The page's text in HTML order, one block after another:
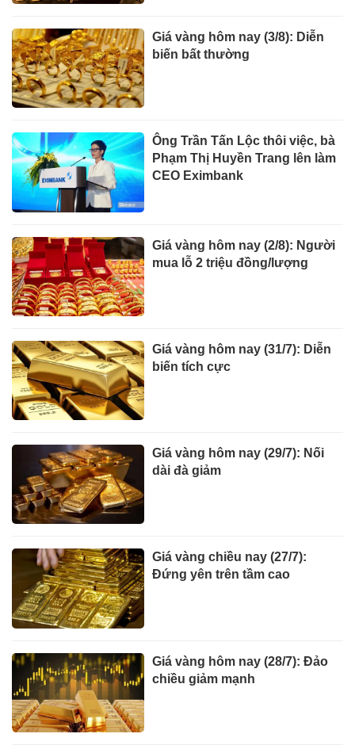
Giá vàng hôm nay (3/8): Diễn
biến bất thường
Ông Trần Tấn Lộc thôi việc, bà
Phạm Thị Huyền Trang lên làm
CEO Eximbank
Giá vàng hôm nay (2/8): Người
mua lỗ 2 triệu đồng/lượng
Giá vàng hôm nay (31/7): Diễn
biến tích cực
Giá vàng hôm nay (29/7): Nối
dài đà giảm
Giá vàng chiều nay (27/7):
Đứng yên trên tầm cao
Giá vàng hôm nay (28/7): Đảo
chiều giảm mạnh